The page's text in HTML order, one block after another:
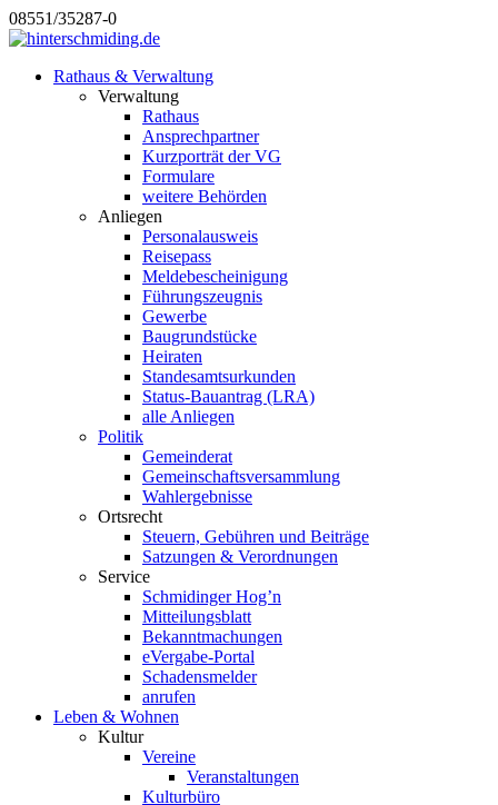
08551/35287-0
Rathaus & Verwaltung
Verwaltung
Rathaus
Ansprechpartner
Kurzporträt der VG
Formulare
weitere Behörden
Anliegen
Personalausweis
Reisepass
Meldebescheinigung
Führungszeugnis
Gewerbe
Baugrundstücke
Heiraten
Standesamtsurkunden
Status-Bauantrag (LRA)
alle Anliegen
Politik
Gemeinderat
Gemeinschaftsversammlung
Wahlergebnisse
Ortsrecht
Steuern, Gebühren und Beiträge
Satzungen & Verordnungen
Service
Schmidinger Hog’n
Mitteilungsblatt
Bekanntmachungen
eVergabe-Portal
Schadensmelder
anrufen
Leben & Wohnen
Kultur
Vereine
Veranstaltungen
Kulturbüro